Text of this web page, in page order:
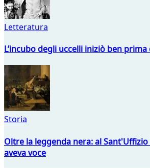
Letteratura
L’incubo degli uccelli iniziò ben
Storia
Oltre la leggenda nera: al
aveva voce